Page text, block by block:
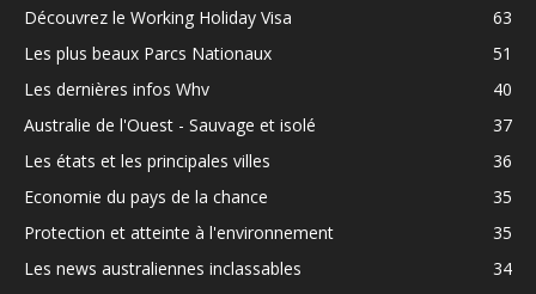
Découvrez le Working Holiday Visa
63
Les plus beaux Parcs Nationaux
51
Les dernières infos Whv
40
Australie de l'Ouest - Sauvage et isolé
37
Les états et les principales villes
36
Economie du pays de la chance
35
Protection et atteinte à l'environnement
35
Les news australiennes inclassables
34